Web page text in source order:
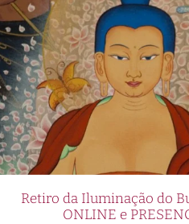
Retiro da Iluminação do
ONLINE e